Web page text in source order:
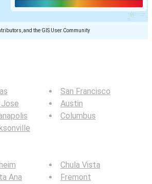
and the GIS User Community
San Francisco
Austin
Columbus
Ana
Chula Vista
Fremont